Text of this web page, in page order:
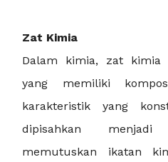
Zat Kimia
Dalam kimia, zat kimia
yang memiliki
karakteristik yang
dipisahkan
memutuskan ikatan